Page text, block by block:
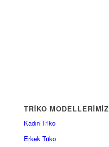
TRİKO MODELLERİMİZ
Kadın Triko
Erkek Triko